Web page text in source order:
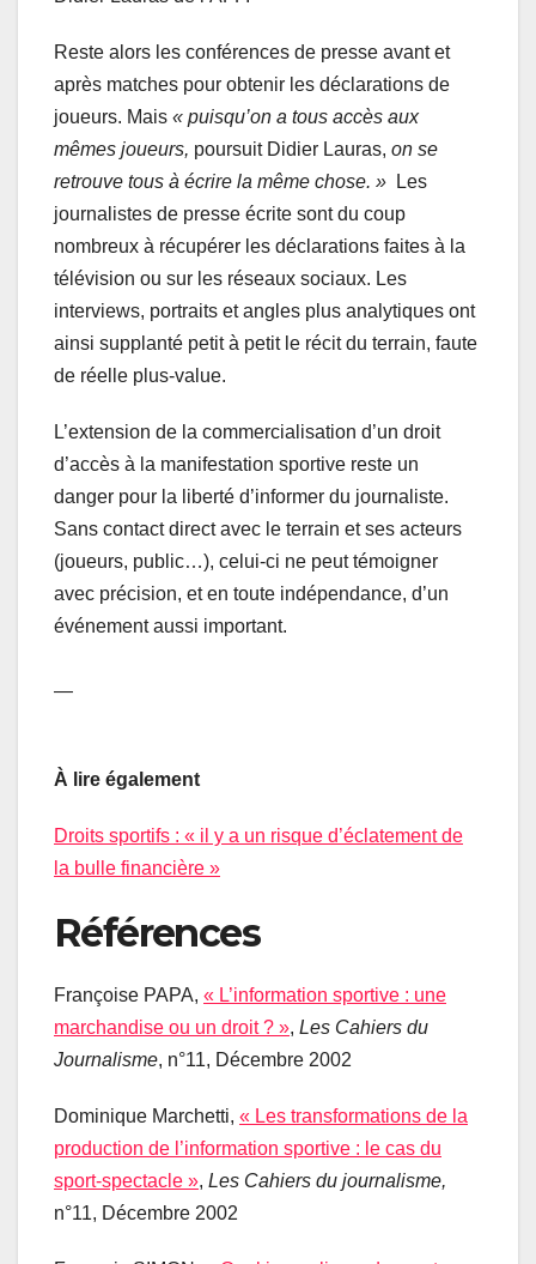
Reste alors les conférences de presse avant et
après matches pour obtenir les déclarations de
joueurs. Mais « puisqu’on a tous accès aux
mêmes joueurs, poursuit Didier Lauras, on se
retrouve tous à écrire la même chose. » Les
journalistes de presse écrite sont du coup
nombreux à récupérer les déclarations faites à la
télévision ou sur les réseaux sociaux. Les
interviews, portraits et angles plus analytiques ont
ainsi supplanté petit à petit le récit du terrain, faute
de réelle plus-value.
L’extension de la commercialisation d’un droit
d’accès à la manifestation sportive reste un
danger pour la liberté d’informer du journaliste.
Sans contact direct avec le terrain et ses acteurs
(joueurs, public…), celui-ci ne peut témoigner
avec précision, et en toute indépendance, d’un
événement aussi important.
—
À lire également
Droits sportifs : « il y a un risque d’éclatement de
la bulle financière »
Références
Françoise PAPA, « L’information sportive : une
marchandise ou un droit ? », Les Cahiers du
Journalisme, n°11, Décembre 2002
Dominique Marchetti, « Les transformations de la
production de l’information sportive : le cas du
sport-spectacle », Les Cahiers du journalisme,
n°11, Décembre 2002